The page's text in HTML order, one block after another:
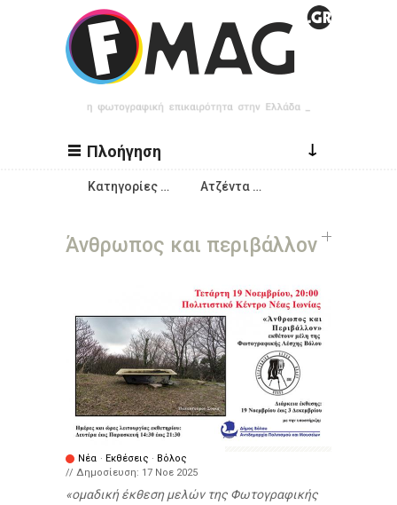
Παράκαμψη προς το κυρίως περιεχόμενο
Πλοήγηση ↓
Κατηγορίες … Ατζέντα …
Άνθρωπος και περιβάλλον
Νέα · Εκθέσεις · Βόλος
// Δημοσίευση: 17 Νοε 2025
ομαδική έκθεση μελών της Φωτογραφικής